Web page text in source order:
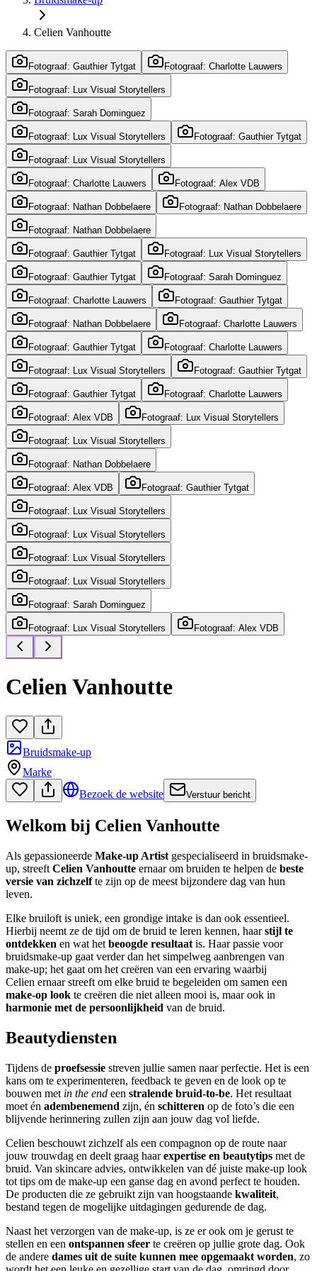
Celien Vanhoutte
Fotograaf: Gauthier Tytgat Fotograaf: Charlotte Lauwers
Fotograaf: Lux Visual Storytellers
Fotograaf: Sarah Dominguez
Fotograaf: Lux Visual Storytellers Fotograaf: Gauthier Tytgat
Fotograaf: Lux Visual Storytellers
Fotograaf: Charlotte Lauwers Fotograaf: Alex VDB
Fotograaf: Nathan Dobbelaere Fotograaf: Nathan Dobbelaere
Fotograaf: Nathan Dobbelaere
Fotograaf: Gauthier Tytgat Fotograaf: Lux Visual Storytellers
Fotograaf: Gauthier Tytgat Fotograaf: Sarah Dominguez
Fotograaf: Charlotte Lauwers Fotograaf: Gauthier Tytgat
Fotograaf: Nathan Dobbelaere Fotograaf: Charlotte Lauwers
Fotograaf: Gauthier Tytgat Fotograaf: Charlotte Lauwers
Fotograaf: Lux Visual Storytellers Fotograaf: Gauthier Tytgat
Fotograaf: Gauthier Tytgat Fotograaf: Charlotte Lauwers
Fotograaf: Alex VDB Fotograaf: Lux Visual Storytellers
Fotograaf: Lux Visual Storytellers
Fotograaf: Nathan Dobbelaere
Fotograaf: Alex VDB Fotograaf: Gauthier Tytgat
Fotograaf: Lux Visual Storytellers
Fotograaf: Lux Visual Storytellers
Fotograaf: Lux Visual Storytellers
Fotograaf: Lux Visual Storytellers
Fotograaf: Sarah Dominguez
Fotograaf: Lux Visual Storytellers Fotograaf: Alex VDB
Celien Vanhoutte
Bruidsmake-up
Marke
Bezoek de website
Verstuur bericht
Welkom bij Celien Vanhoutte
Als gepassioneerde Make-up Artist gespecialiseerd in bruidsmake-
up, streeft Celien Vanhoutte ernaar om bruiden te helpen de beste
versie van zichzelfte zijn op de meest bijzondere dag van hun
leven.
Elke bruiloft is uniek, een grondige intake is dan ook essentieel.
Hierbij neemt ze de tijd om de bruid te leren kennen, haarstijl te
ontdekken en wat het beoogde resultaat is. Haar passie voor
bruidsmake-up gaat verder dan het simpelweg aanbrengen van
make-up; het gaat om het creëren van een ervaring waarbij
Celien ernaar streeft om elke bruid te begeleiden om samen een
make-op look te creëren die niet alleen mooi is, maar ook in
harmonie met de persoonlijkheid van de bruid.
Beautydiensten
Tijdens de proefsessie streven jullie samen naar perfectie. Het is een
kans om te experimenteren, feedback te geven en de look op te
bouwen met in the end een stralende bruid-to-be. Het resultaat
moet én adembenemend zijn, én schitteren op de foto’s die een
blijvende herinnering zullen zijn aan jouw dag vol liefde.
Celien beschouwt zichzelf als een compagnon op de route naar
jouw trouwdag en deelt graag haarexpertise en beautytips met de
bruid. Van skincare advies, ontwikkelen van dé juiste make-up look
tot tips om de make-up een ganse dag en avond perfect te houden.
De producten die ze gebruikt zijn van hoogstaande kwaliteit,
bestand tegen de mogelijke uitdagingen gedurende de dag.
Naast het verzorgen van de make-up, is ze er ook om je gerust te
stellen en een ontspannen sfeer te creëren op jullie grote dag. Ook
de andere dames uit de suite kunnen mee opgemaakt worden, zo